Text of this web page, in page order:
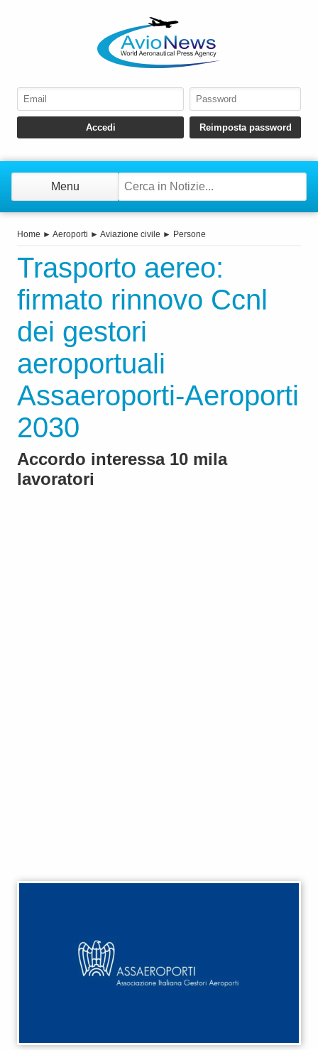
Menu
Home ► Aeroporti ► Aviazione civile ► Persone
Trasporto aereo:
firmato rinnovo Ccnl
dei gestori
aeroportuali
Assaeroporti-Aeroporti
2030
Accordo interessa 10 mila
lavoratori